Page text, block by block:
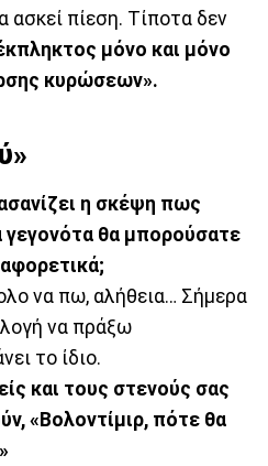
ασκεί πίεση. Τίποτα δεν
μόνο και μόνο
κυρώσεων».
η σκέψη πως
γεγονότα θα μπορούσατε
να πω, αλήθεια… Σήμερα
να πράξω
το ίδιο.
και τους στενούς σας
«Βολοντίμιρ, πότε θα